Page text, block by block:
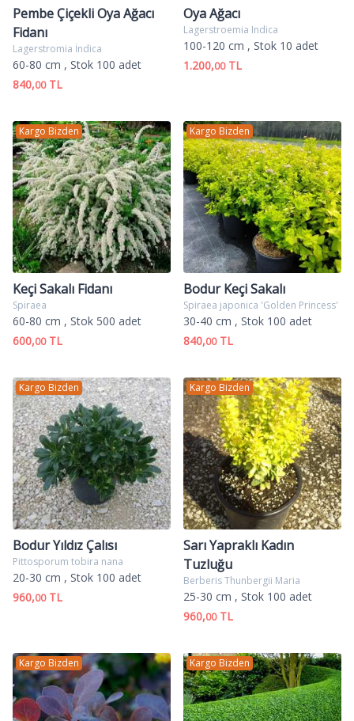
Pembe Çiçekli Oya Ağacı
Fidanı
Lagerstromia İndica
60-80 cm , Stok 100 adet
840,00TL
Oya Ağacı
Lagerstroemia Indica
100-120 cm , Stok 10 adet
1.200,00TL
Kargo Bizden
Keçi Sakalı Fidanı
Spiraea
60-80 cm , Stok 500 adet
600,00TL
Kargo Bizden
Bodur Keçi Sakalı
Spiraea japonica 'Golden Princess'
30-40 cm , Stok 100 adet
840,00TL
Kargo Bizden
Bodur Yıldız Çalısı
Pittosporum tobira nana
20-30 cm , Stok 100 adet
960,00TL
Kargo Bizden
Sarı Yapraklı Kadın
Tuzluğu
Berberis Thunbergii Maria
25-30 cm , Stok 100 adet
960,00TL
Kargo Bizden Kargo Bizden